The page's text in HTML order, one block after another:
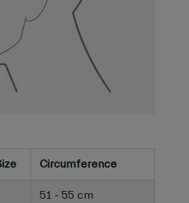
Circumference
51 - 55 cm